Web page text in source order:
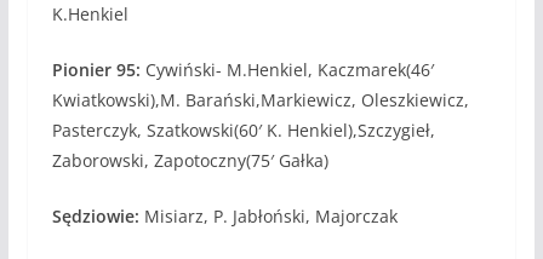
K.Henkiel
Pionier 95: Cywiński- M.Henkiel, Kaczmarek(46′
Kwiatkowski),M. Barański,Markiewicz, Oleszkiewicz,
Pasterczyk, Szatkowski(60′ K. Henkiel),Szczygieł,
Zaborowski, Zapotoczny(75′ Gałka)
Sędziowie: Misiarz, P. Jabłoński, Majorczak